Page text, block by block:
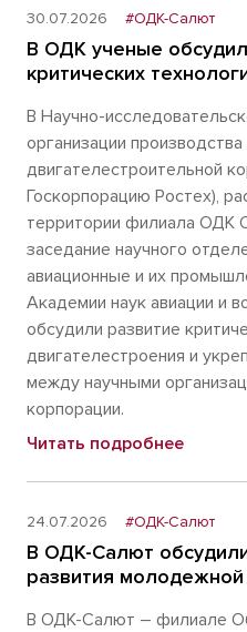
30.07.2026 #ОДК-Салют
В ОДК ученые
критических
В Научно-
организации
двигателестроительной
Госкорпорацию Ростех),
территории филиала ОДК
заседание научного
авиационные и их
Академии наук авиации и
обсудили развитие
двигателестроения и
между научными
корпорации.
Читать подробнее
24.07.2026 #ОДК-Салют
В ОДК-Салют
развития молодежной
В ОДК-Салют – филиале